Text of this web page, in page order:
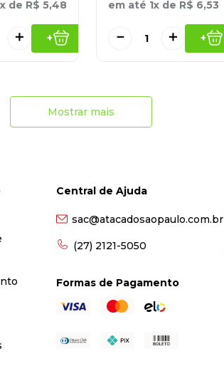
x de R$ 5,48
＋ +
em até 1x de R$ 6,53
＋
－ +
Mostrar mais
Central de Ajuda
sac@atacadosaopaulo.com.br
(27) 2121-5050
Formas de Pagamento